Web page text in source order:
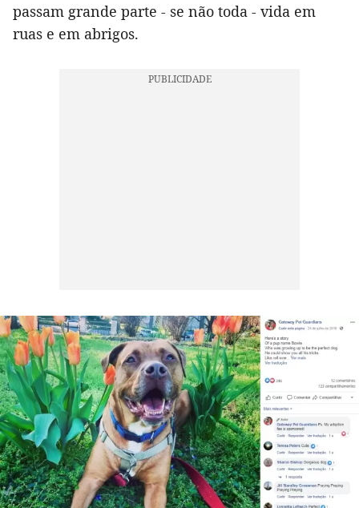
passam grande parte - se não toda - vida em
ruas e em abrigos.